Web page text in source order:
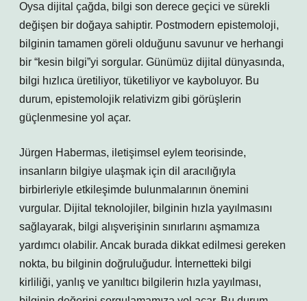
Oysa dijital çağda, bilgi son derece geçici ve sürekli
değişen bir doğaya sahiptir. Postmodern epistemoloji,
bilginin tamamen göreli olduğunu savunur ve herhangi
bir “kesin bilgi”yi sorgular. Günümüz dijital dünyasında,
bilgi hızlıca üretiliyor, tüketiliyor ve kayboluyor. Bu
durum, epistemolojik relativizm gibi görüşlerin
güçlenmesine yol açar.
Jürgen Habermas, iletişimsel eylem teorisinde,
insanların bilgiye ulaşmak için dil aracılığıyla
birbirleriyle etkileşimde bulunmalarının önemini
vurgular. Dijital teknolojiler, bilginin hızla yayılmasını
sağlayarak, bilgi alışverişinin sınırlarını aşmamıza
yardımcı olabilir. Ancak burada dikkat edilmesi gereken
nokta, bu bilginin doğruluğudur. İnternetteki bilgi
kirliliği, yanlış ve yanıltıcı bilgilerin hızla yayılması,